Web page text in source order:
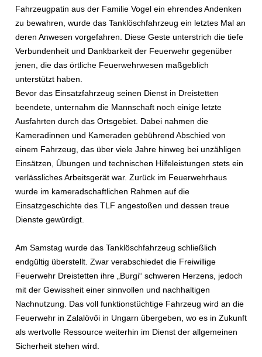
Fahrzeugpatin aus der Familie Vogel ein ehrendes Andenken
zu bewahren, wurde das Tanklöschfahrzeug ein letztes Mal an
deren Anwesen vorgefahren. Diese Geste unterstrich die tiefe
Verbundenheit und Dankbarkeit der Feuerwehr gegenüber
jenen, die das örtliche Feuerwehrwesen maßgeblich
unterstützt haben.
Bevor das Einsatzfahrzeug seinen Dienst in Dreistetten
beendete, unternahm die Mannschaft noch einige letzte
Ausfahrten durch das Ortsgebiet. Dabei nahmen die
Kameradinnen und Kameraden gebührend Abschied von
einem Fahrzeug, das über viele Jahre hinweg bei unzähligen
Einsätzen, Übungen und technischen Hilfeleistungen stets ein
verlässliches Arbeitsgerät war. Zurück im Feuerwehrhaus
wurde im kameradschaftlichen Rahmen auf die
Einsatzgeschichte des TLF angestoßen und dessen treue
Dienste gewürdigt.
Am Samstag wurde das Tanklöschfahrzeug schließlich
endgültig überstellt. Zwar verabschiedet die Freiwillige
Feuerwehr Dreistetten ihre „Burgi“ schweren Herzens, jedoch
mit der Gewissheit einer sinnvollen und nachhaltigen
Nachnutzung. Das voll funktionstüchtige Fahrzeug wird an die
Feuerwehr in Zalalövői in Ungarn übergeben, wo es in Zukunft
als wertvolle Ressource weiterhin im Dienst der allgemeinen
Sicherheit stehen wird.